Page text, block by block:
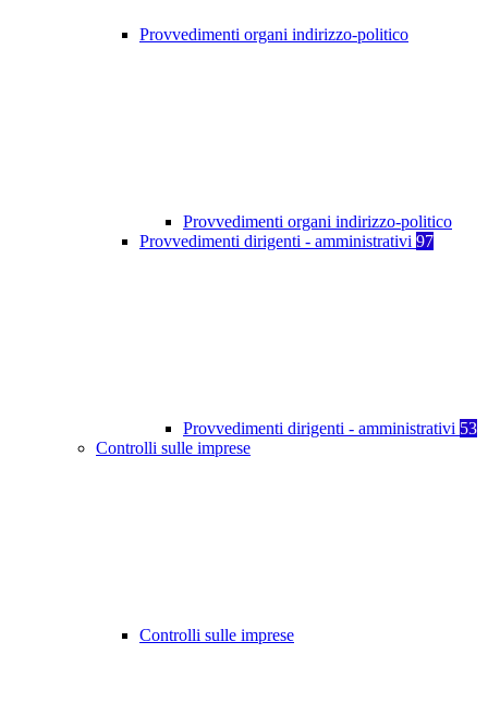
Provvedimenti organi indirizzo-politico
Provvedimenti organi indirizzo-politico
Provvedimenti dirigenti - amministrativi 97
Provvedimenti dirigenti - amministrativi 53
Controlli sulle imprese
Controlli sulle imprese